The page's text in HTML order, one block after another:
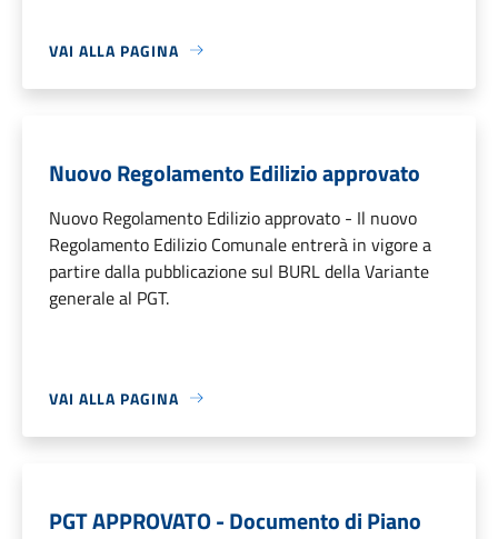
VAI ALLA PAGINA
Nuovo Regolamento Edilizio approvato
Nuovo Regolamento Edilizio approvato - Il nuovo
Regolamento Edilizio Comunale entrerà in vigore a
partire dalla pubblicazione sul BURL della Variante
generale al PGT.
VAI ALLA PAGINA
PGT APPROVATO - Documento di Piano